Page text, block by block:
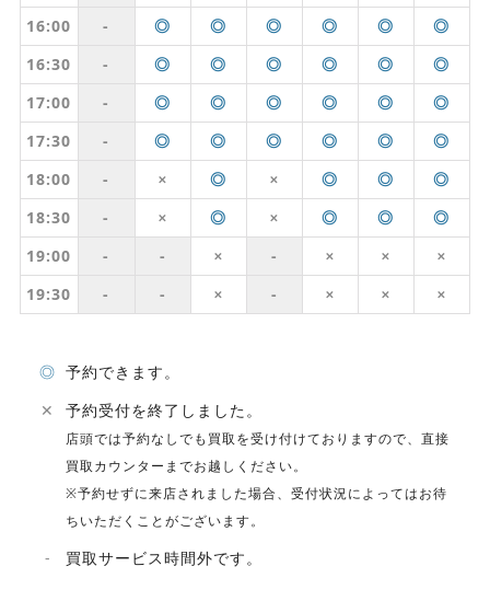
16:00
- ◎ ◎ ◎ ◎ ◎
◎
16:30
- ◎ ◎ ◎ ◎ ◎
◎
17:00
- ◎ ◎ ◎ ◎ ◎
◎
17:30
- ◎ ◎ ◎ ◎ ◎
◎
18:00
- ✕ ◎ ✕ ◎ ◎
◎
18:30
- ✕ ◎ ✕ ◎ ◎
◎
19:00
- - ✕ - ✕ ✕ ✕
19:30 - - ✕ - ✕ ✕ ✕
◎ 予約できます。
✕
予約受付を終了しました。
店頭では予約なしでも買取を受け付けておりますので、直接
買取カウンターまでお越しください。
※予約せずに来店されました場合、受付状況によってはお待
ちいただくことがございます。
- 買取サービス時間外です。